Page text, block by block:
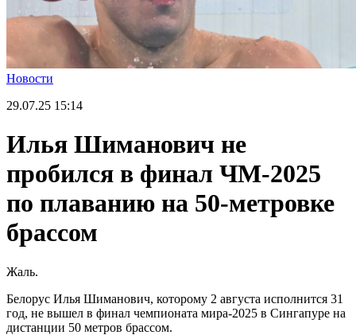
Новости
29.07.25 15:14
Илья Шиманович не
пробился в финал ЧМ-2025
по плаванию на 50-метровке
брассом
Жаль.
Белорус Илья Шиманович, которому 2 августа исполнится 31
год, не вышел в финал чемпионата мира-2025 в Сингапуре на
дистанции 50 метров брассом.